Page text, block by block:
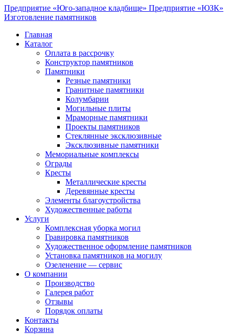
Предприятие «Юго-западное кладбище» Предприятие «ЮЗК»
Изготовление памятников
Главная
Каталог
Оплата в рассрочку
Конструктор памятников
Памятники
Резные памятники
Гранитные памятники
Колумбарии
Могильные плиты
Мраморные памятники
Проекты памятников
Стеклянные эксклюзивные
Эксклюзивные памятники
Мемориальные комплексы
Ограды
Кресты
Металлические кресты
Деревянные кресты
Элементы благоустройства
Художественные работы
Услуги
Комплексная уборка могил
Гравировка памятников
Художественное оформление памятников
Установка памятников на могилу
Озеленение — сервис
О компании
Производство
Галерея работ
Отзывы
Порядок оплаты
Контакты
Корзина